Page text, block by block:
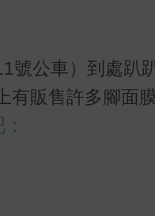
號公車）到處趴
販售許多腳面膜